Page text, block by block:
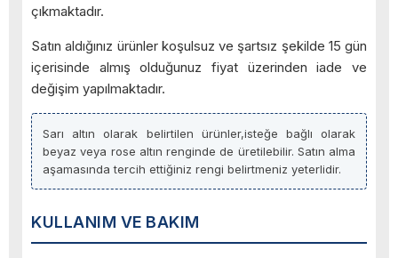
çıkmaktadır.
Satın aldığınız ürünler koşulsuz ve şartsız şekilde 15 gün
içerisinde almış olduğunuz fiyat üzerinden iade ve
değişim yapılmaktadır.
Sarı altın olarak belirtilen ürünler,isteğe bağlı olarak
beyaz veya rose altın renginde de üretilebilir. Satın alma
aşamasında tercih ettiğiniz rengi belirtmeniz yeterlidir.
KULLANIM VE BAKIM